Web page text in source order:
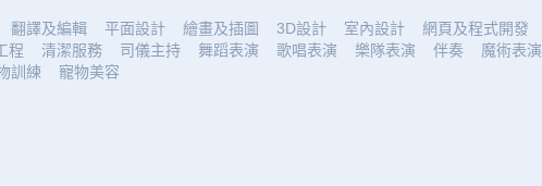
翻譯及編輯 平面設計 繪畫及插圖 3D設計 室內設計 網頁及程式開發
程 清潔服務 司儀主持 舞蹈表演 歌唱表演 樂隊表演 伴奏 魔術表演
訓練 寵物美容